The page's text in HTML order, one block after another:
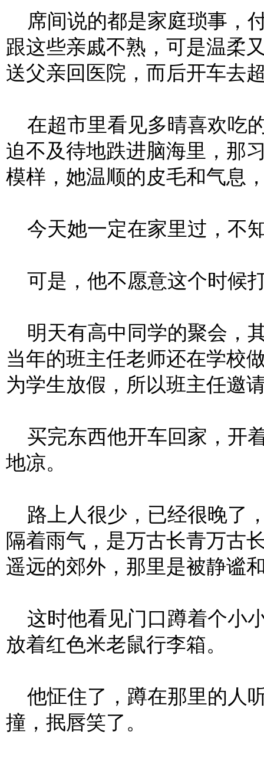
席间说的都是家庭琐事，
跟这些亲戚不熟，可是温柔
送父亲回医院，而后开车去
在超市里看见多晴喜欢吃
迫不及待地跌进脑海里，那
模样，她温顺的皮毛和气息
今天她一定在家里过，不
可是，他不愿意这个时候
明天有高中同学的聚会，
当年的班主任老师还在学校
为学生放假，所以班主任邀
买完东西他开车回家，开
地凉。
路上人很少，已经很晚了
隔着雨气，是万古长青万古
遥远的郊外，那里是被静谧
这时他看见门口蹲着个小
放着红色米老鼠行李箱。
他怔住了，蹲在那里的人
撞，抿唇笑了。